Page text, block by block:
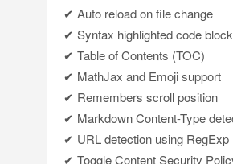
✔ Auto reload on file change
✔ Syntax highlighted code
✔ Table of Contents (TOC)
✔ MathJax and Emoji support
✔ Remembers scroll position
✔ Markdown Content-Type
✔ URL detection using RegExp
✔ Toggle Content Security